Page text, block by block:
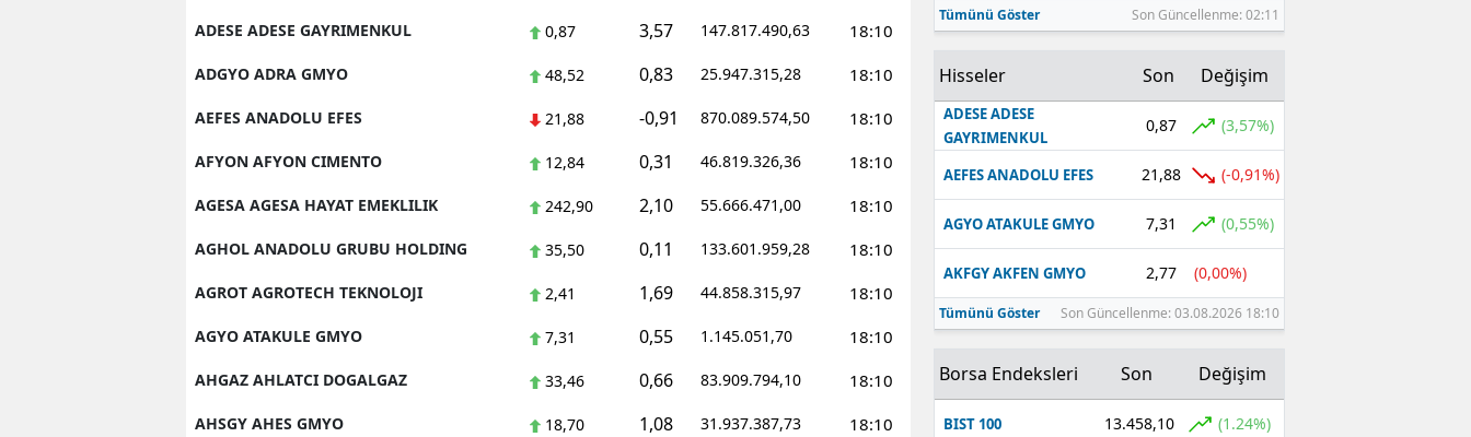
Mersin
İstanbul
İzmir
ADESE ADESE GAYRIMENKUL 0,87 3,57 147.817.490,63 18:10
ADGYO ADRA GMYO 48,52 0,83 25.947.315,28 18:10
AEFES ANADOLU EFES 21,88 -0,91 870.089.574,50 18:10
AFYON AFYON CIMENTO 12,84 0,31 46.819.326,36 18:10
AGESA AGESA HAYAT EMEKLILIK 242,90 2,10 55.666.471,00 18:10
AGHOL ANADOLU GRUBU HOLDING 35,50 0,11 133.601.959,28 18:10
AGROT AGROTECH TEKNOLOJI 2,41 1,69 44.858.315,97 18:10
AGYO ATAKULE GMYO 7,31 0,55 1.145.051,70 18:10
AHGAZ AHLATCI DOGALGAZ 33,46 0,66 83.909.794,10 18:10
AHSGY AHES GMYO 18,70 1,08 31.937.387,73 18:10
Tümünü Göster Son Güncellenme: 02:11
Hisseler Son Değişim
ADESE ADESE
GAYRIMENKUL
0,87 (3,57%)
AEFES ANADOLU EFES 21,88 (-0,91%)
AGYO ATAKULE GMYO 7,31 (0,55%)
AKFGY AKFEN GMYO 2,77 (0,00%)
Tümünü Göster Son Güncellenme: 03.08.2026 18:10
Borsa Endeksleri Son Değişim
BIST 100 13.458,10 (1.24%)